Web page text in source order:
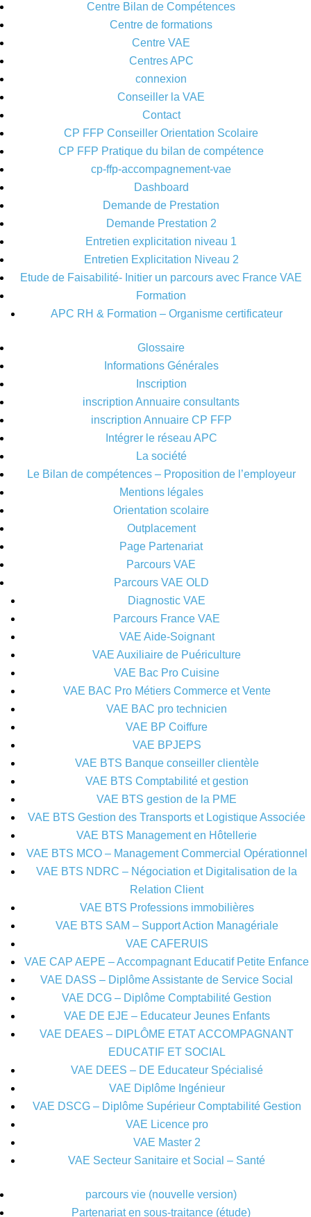
Centre Bilan de Compétences
Centre de formations
Centre VAE
Centres APC
connexion
Conseiller la VAE
Contact
CP FFP Conseiller Orientation Scolaire
CP FFP Pratique du bilan de compétence
cp-ffp-accompagnement-vae
Dashboard
Demande de Prestation
Demande Prestation 2
Entretien explicitation niveau 1
Entretien Explicitation Niveau 2
Etude de Faisabilité- Initier un parcours avec France VAE
Formation
APC RH & Formation – Organisme certificateur
Glossaire
Informations Générales
Inscription
inscription Annuaire consultants
inscription Annuaire CP FFP
Intégrer le réseau APC
La société
Le Bilan de compétences – Proposition de l’employeur
Mentions légales
Orientation scolaire
Outplacement
Page Partenariat
Parcours VAE
Parcours VAE OLD
Diagnostic VAE
Parcours France VAE
VAE Aide-Soignant
VAE Auxiliaire de Puériculture
VAE Bac Pro Cuisine
VAE BAC Pro Métiers Commerce et Vente
VAE BAC pro technicien
VAE BP Coiffure
VAE BPJEPS
VAE BTS Banque conseiller clientèle
VAE BTS Comptabilité et gestion
VAE BTS gestion de la PME
VAE BTS Gestion des Transports et Logistique Associée
VAE BTS Management en Hôtellerie
VAE BTS MCO – Management Commercial Opérationnel
VAE BTS NDRC – Négociation et Digitalisation de la
Relation Client
VAE BTS Professions immobilières
VAE BTS SAM – Support Action Managériale
VAE CAFERUIS
VAE CAP AEPE – Accompagnant Educatif Petite Enfance
VAE DASS – Diplôme Assistante de Service Social
VAE DCG – Diplôme Comptabilité Gestion
VAE DE EJE – Educateur Jeunes Enfants
VAE DEAES – DIPLÔME ETAT ACCOMPAGNANT
EDUCATIF ET SOCIAL
VAE DEES – DE Educateur Spécialisé
VAE Diplôme Ingénieur
VAE DSCG – Diplôme Supérieur Comptabilité Gestion
VAE Licence pro
VAE Master 2
VAE Secteur Sanitaire et Social – Santé
parcours vie (nouvelle version)
Partenariat en sous-traitance (étude)